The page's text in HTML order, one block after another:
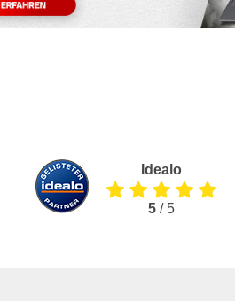
Idealo
5/ 5